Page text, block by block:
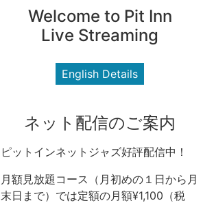
Welcome to Pit Inn
Live Streaming
English Details
ネット配信のご案内
ピットインネットジャズ好評配信中！
月額見放題コース（月初めの１日から月
末日まで）では定額の月額¥1,100（税